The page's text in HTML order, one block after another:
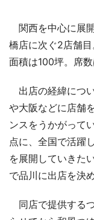
関西を中心に展
橋店に次ぐ2店舗
面積は100坪。席数
出店の経緯につ
や大阪などに店舗
ンスをうかがって
点に、全国で活躍
を展開していきた
で品川に出店を決
同店で提供する